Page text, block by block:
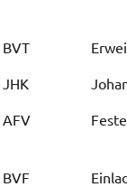
BVT
JHK
AFV
BVF